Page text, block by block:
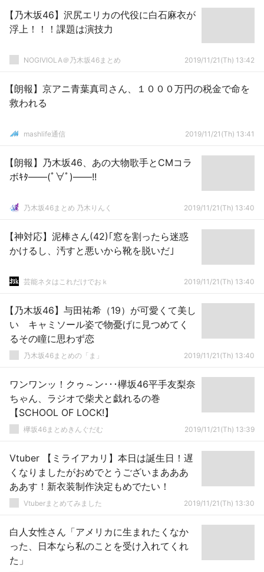
【乃木坂46】沢尻エリカの代役に白石麻衣が
浮上！！！課題は演技力
NOGIVIOLA＠乃木坂46まとめ 2019/11/21(Th) 13:42
【朗報】京アニ青葉真司さん、１０００万円の税金で命を
救われる
mashlife通信 2019/11/21(Th) 13:41
【朗報】乃木坂46、あの大物歌手とCMコラ
ボｷﾀ――(ﾟ∀ﾟ)――!!
乃木坂46まとめ 乃木りんく 2019/11/21(Th) 13:40
【神対応】泥棒さん(42)｢窓を割ったら迷惑
かけるし、汚すと悪いから靴を脱いだ｣
芸能ネタはこれだけでおｋ 2019/11/21(Th) 13:40
【乃木坂46】与田祐希（19）が可愛くて美し
い キャミソール姿で物憂げに見つめてく
るその瞳に思わず恋
乃木坂46まとめの「ま」 2019/11/21(Th) 13:40
ワンワンッ！クゥ～ン･･･欅坂46平手友梨奈
ちゃん、ラジオで柴犬と戯れるの巻
【SCHOOL OF LOCK!】
欅坂46まとめきんぐだむ 2019/11/21(Th) 13:39
Vtuber 【ミライアカリ】本日は誕生日！遅
くなりましたがおめでとうございまあああ
ああす！新衣装制作決定もめでたい！
Vtuberまとめてみました 2019/11/21(Th) 13:30
白人女性さん「アメリカに生まれたくなか
った、日本なら私のことを受け入れてくれ
た」